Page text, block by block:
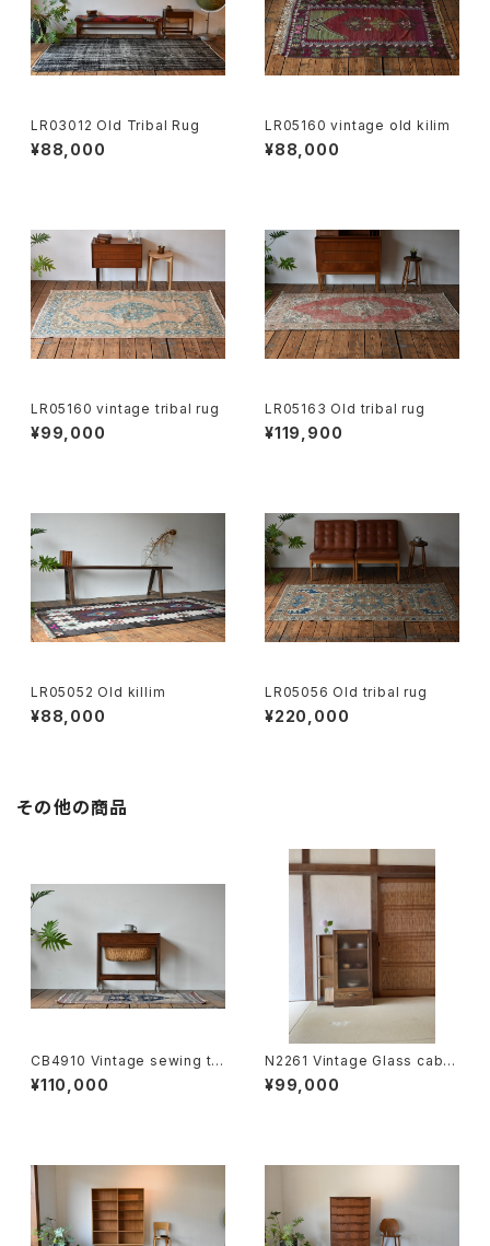
LR03012 Old Tribal Rug
¥88,000
LR05160 vintage old kilim
¥88,000
LR05160 vintage tribal rug
¥99,000
LR05163 Old tribal rug
¥119,900
LR05052 Old killim
¥88,000
LR05056 Old tribal rug
¥220,000
その他の商品
CB4910 Vintage sewing ta
¥110,000
N2261 Vintage Glass cabin
et JP
¥99,000